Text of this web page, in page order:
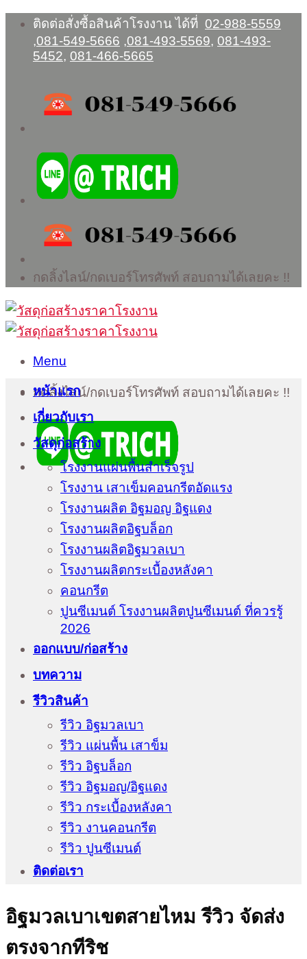
Skip
content
ติดต่อสั่งซื้อสินค้าโรงงาน ได้ที่ 02-988-5559
,081-549-5666 ,081-493-5569, 081-493-
5452, 081-466-5665
กดลิ้งไลน์/กดเบอร์โทรศัพท์ สอบถามได้เลยคะ !!
Menu
กดลิ้งไลน์/กดเบอร์โทรศัพท์ สอบถามได้เลยคะ !!
หน้าแรก
เกี่ยวกับเรา
วัสดุก่อสร้าง
โรงงานแผ่นพื้นสำเร็จรูป
โรงงาน เสาเข็มคอนกรีตอัดแรง
โรงงานผลิต อิฐมอญ อิฐแดง
โรงงานผลิตอิฐบล็อก
โรงงานผลิตอิฐมวลเบา
โรงงานผลิตกระเบื้องหลังคา
คอนกรีต
ปูนซีเมนต์ โรงงานผลิตปูนซีเมนต์ ที่ควรรู้
2026
ออกแบบ/ก่อสร้าง
บทความ
รีวิวสินค้า
รีวิว อิฐมวลเบา
รีวิว แผ่นพื้น เสาข็ม
รีวิว อิฐบล็อก
รีวิว อิฐมอญ/อิฐแดง
รีวิว กระเบื้องหลังคา
รีวิว งานคอนกรีต
รีวิว ปูนซีเมนต์
ติดต่อเรา
อิฐมวลเบาเขตสายไหม รีวิว จัดส่ง
ตรงจากทีริช